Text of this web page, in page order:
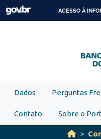
Skip to main content
ACESSO À
Dados Perguntas
Contato Sobre o